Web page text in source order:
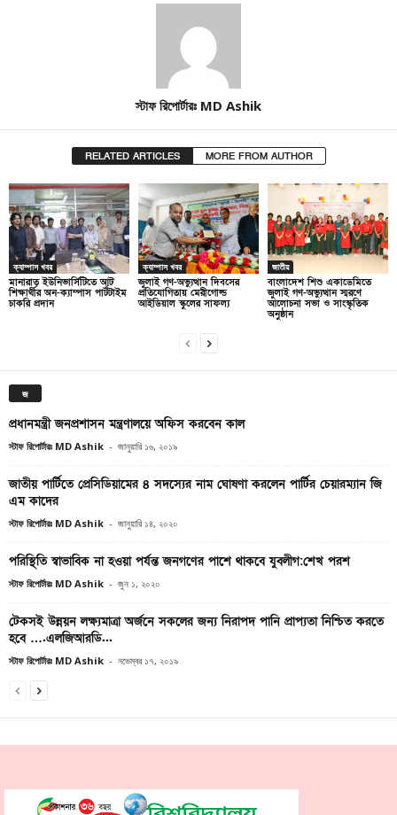
স্টাফ রিপোর্টারঃ MD Ashik
RELATED ARTICLES MORE FROM AUTHOR
ক্যাম্পাস খবর
মানারাত ইউনিভার্সিটিতে আট
শিক্ষার্থীর অন-ক্যাম্পাস পার্টটাইম
চাকরি প্রদান
ক্যাম্পাস খবর
জুলাই গণ-অভ্যুত্থান দিবসের
প্রতিযোগিতায় মেরীগোল্ড
আইডিয়াল স্কুলের সাফল্য
জাতীয়
বাংলাদেশ শিশু একাডেমিতে
জুলাই গণ-অভ্যুত্থান স্মরণে
আলোচনা সভা ও সাংস্কৃতিক
অনুষ্ঠান
জ
প্রধানমন্ত্রী জনপ্রশাসন মন্ত্রণালয়ে অফিস করবেন কাল
স্টাফ রিপোর্টারঃ MD Ashik - জানুয়ারি ১৬, ২০১৯
জাতীয় পার্টিতে প্রেসিডিয়ামের ৪ সদস্যের নাম ঘোষণা করলেন পার্টির চেয়ারম্যান জি
এম কাদের
স্টাফ রিপোর্টারঃ MD Ashik - জানুয়ারি ১৪, ২০২০
পরিস্থিতি স্বাভাবিক না হওয়া পর্যন্ত জনগণের পাশে থাকবে যুবলীগ:শেখ পরশ
স্টাফ রিপোর্টারঃ MD Ashik - জুন ১, ২০২০
টেকসই উন্নয়ন লক্ষ্যমাত্রা অর্জনে সকলের জন্য নিরাপদ পানি প্রাপ্যতা নিশ্চিত করতে
হবে ….এলজিআরডি...
স্টাফ রিপোর্টারঃ MD Ashik - নভেম্বর ১৭, ২০১৯